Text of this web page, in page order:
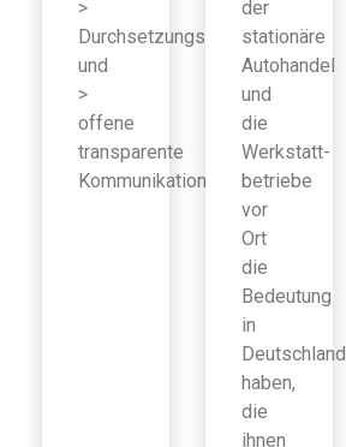
>
Durchsetzungsfähigkeit
und
>
offene
transparente
Kommunikation
der
stationäre
Autohandel
und
die
Werkstatt-
betriebe
vor
Ort
die
Bedeutung
in
Deutschland
haben,
die
ihnen